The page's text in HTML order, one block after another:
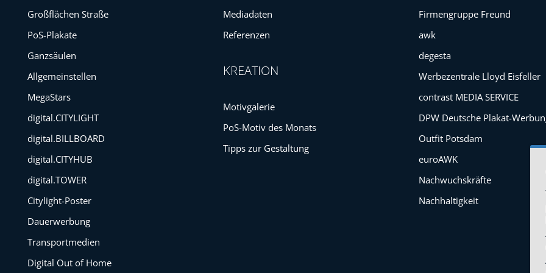
Großflächen Straße
PoS-Plakate
Ganzsäulen
Allgemeinstellen
MegaStars
digital.CITYLIGHT
digital.BILLBOARD
digital.CITYHUB
digital.TOWER
Citylight-Poster
Dauerwerbung
Transportmedien
Digital Out of Home
Mediadaten
Referenzen
KREATION
Motivgalerie
PoS-Motiv des Monats
Tipps zur Gestaltung
Firmengruppe Freund
awk
degesta
Werbezentrale Lloyd Eisfeller
contrast MEDIA SERVICE
DPW Deutsche Plakat-
Outfit Potsdam
euroAWK
Nachwuchskräfte
Nachhaltigkeit